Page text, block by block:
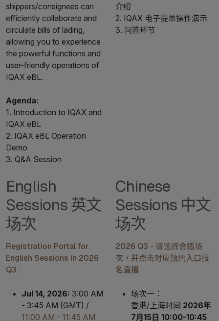
shippers/consignees can
efficiently collaborate and
circulate bills of lading,
allowing you to experience
the powerful functions and
user-friendly operations of
IQAX eBL.
Agenda:
1. Introduction to IQAX and
IQAX eBL
2. IQAX eBL Operation
Demo
3. Q&A Session
介绍
2. IQAX 电子提单操作演示
3. 问答环节
English
Sessions 英文
场次
Registration Portal for
English Sessions in 2026
Q3 :
Jul 14, 2026: 3:00 AM
- 3:45 AM (GMT) /
11:00 AM - 11:45 AM
Chinese
Sessions 中文
场次
2026 Q3 - 请选择合适场
次，并点击对应预约入口报
名直播
场次一：
香港/上海时间 2026年
7月15日 10:00-10:45